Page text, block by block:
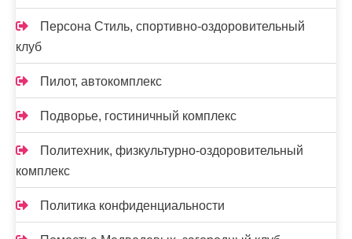
Персона Стиль, спортивно-оздоровительный
клуб
Пилот, автокомплекс
Подворье, гостиничный комплекс
Политехник, физкультурно-оздоровительный
комплекс
Политика конфиденциальности